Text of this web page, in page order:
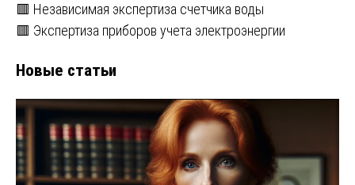
🟥 Независимая экспертиза счетчика воды
🟥 Экспертиза приборов учета электроэнергии
Новые статьи